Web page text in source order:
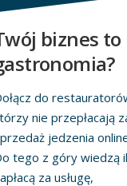
biznes to
do
nie przepłacają
jedzenia
tego z góry wiedzą
za usługę,